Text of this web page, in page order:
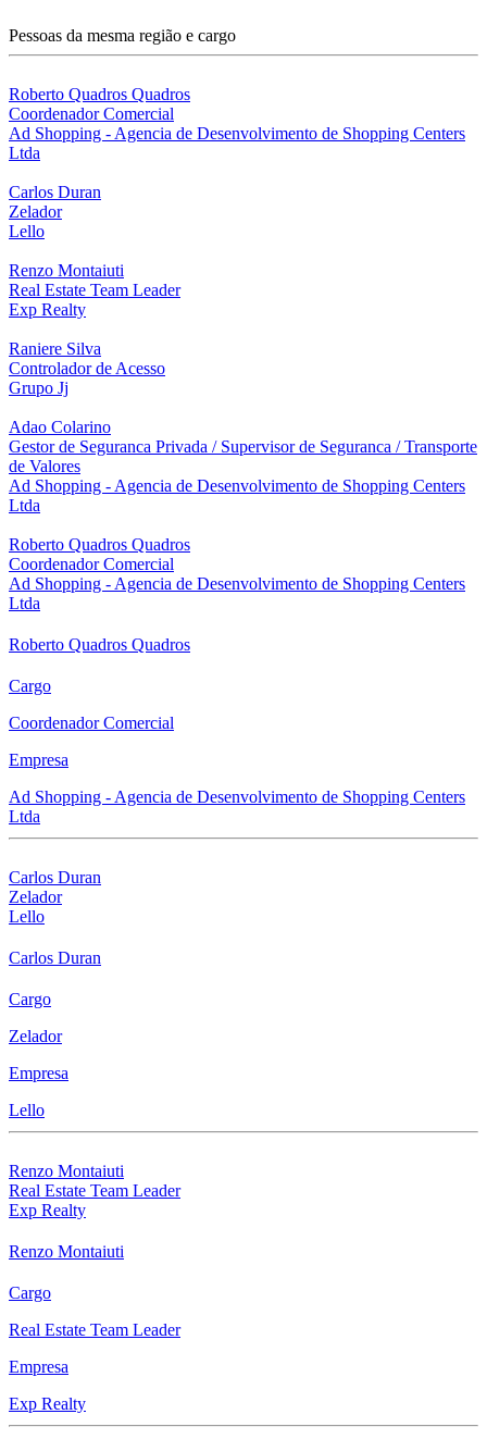
Pessoas da mesma região e cargo
Roberto Quadros Quadros
Coordenador Comercial
Ad Shopping - Agencia de Desenvolvimento de Shopping Centers
Ltda
Carlos Duran
Zelador
Lello
Renzo Montaiuti
Real Estate Team Leader
Exp Realty
Raniere Silva
Controlador de Acesso
Grupo Jj
Adao Colarino
Gestor de Seguranca Privada / Supervisor de Seguranca / Transporte
de Valores
Ad Shopping - Agencia de Desenvolvimento de Shopping Centers
Ltda
Roberto Quadros Quadros
Coordenador Comercial
Ad Shopping - Agencia de Desenvolvimento de Shopping Centers
Ltda
Roberto Quadros Quadros
Cargo
Coordenador Comercial
Empresa
Ad Shopping - Agencia de Desenvolvimento de Shopping Centers
Ltda
Carlos Duran
Zelador
Lello
Carlos Duran
Cargo
Zelador
Empresa
Lello
Renzo Montaiuti
Real Estate Team Leader
Exp Realty
Renzo Montaiuti
Cargo
Real Estate Team Leader
Empresa
Exp Realty